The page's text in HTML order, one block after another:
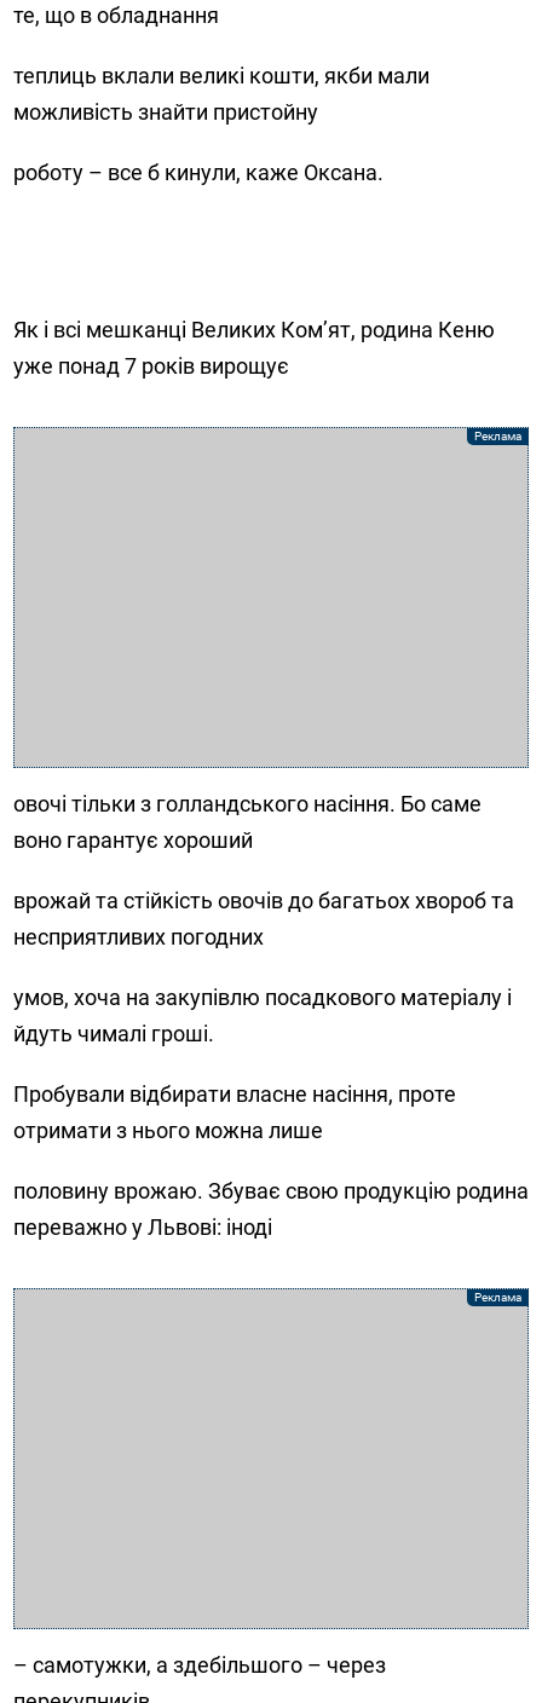
те, що в обладнання
теплиць вклали великі кошти, якби мали
можливість знайти пристойну
роботу – все б кинули, каже Оксана.
Як і всі мешканці Великих Ком’ят, родина Кеню
уже понад 7 років вирощує
овочі тільки з голландського насіння. Бо саме
воно гарантує хороший
врожай та стійкість овочів до багатьох хвороб та
несприятливих погодних
умов, хоча на закупівлю посадкового матеріалу і
йдуть чималі гроші.
Пробували відбирати власне насіння, проте
отримати з нього можна лише
половину врожаю. Збуває свою продукцію родина
переважно у Львові: іноді
– самотужки, а здебільшого – через